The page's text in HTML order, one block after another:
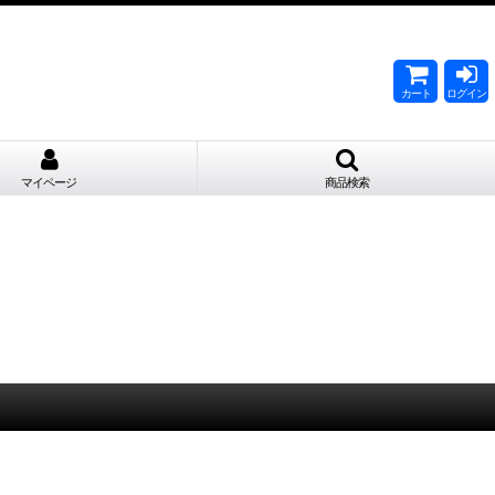
カート ログイン
マイページ 商品検索